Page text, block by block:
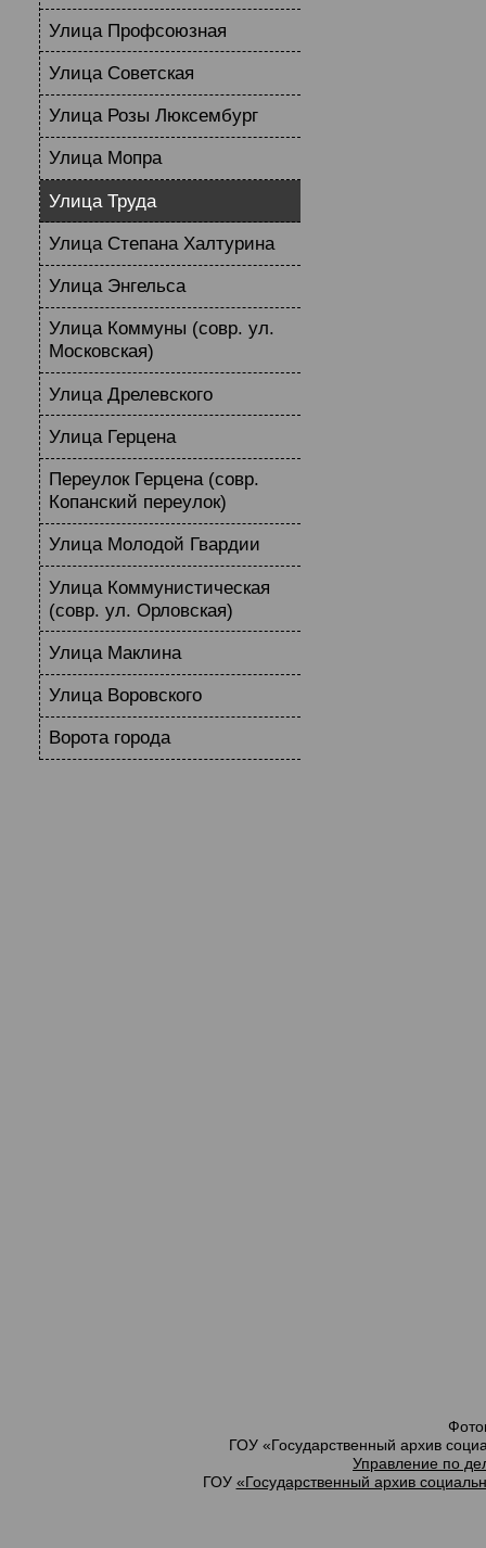
Улица Профсоюзная
Улица Советская
Улица Розы Люксембург
Улица Мопра
Улица Труда
Улица Степана Халтурина
Улица Энгельса
Улица Коммуны (совр. ул.
Московская)
Улица Дрелевского
Улица Герцена
Переулок Герцена (совр.
Копанский переулок)
Улица Молодой Гвардии
Улица Коммунистическая
(совр. ул. Орловская)
Улица Маклина
Улица Воровского
Ворота города
ГОУ «Государственный архив
Управление по
ГОУ «Государственный архив